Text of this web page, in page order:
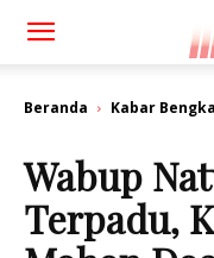
Beranda Kabar
Wabup
Terpadu,